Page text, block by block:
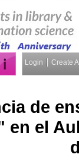
Login Create
de
el